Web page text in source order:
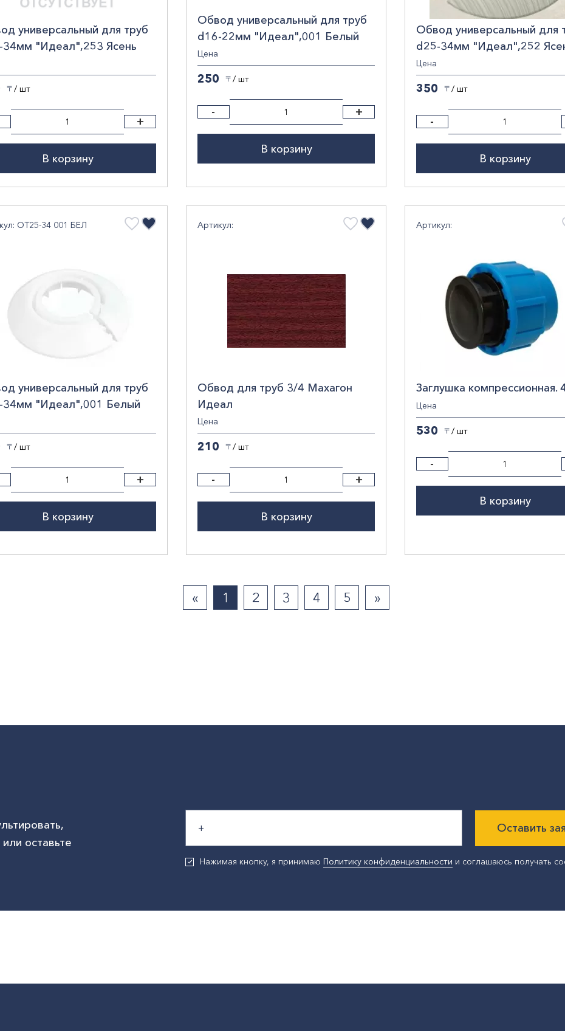
универсальный для труб
34мм "Идеал",253 Ясень
/20/
〒 / шт
+
В корзину
Обвод универсальный для труб
d16-22мм "Идеал",001 Белый
/20/
Цена
250 〒 / шт
- +
В корзину
Обвод универсальный для
d25-34мм "Идеал",252
белый /20/
Цена
350 〒 / шт
-
В корзину
ОТ25-34 001 БЕЛ
универсальный для труб
34мм "Идеал",001 Белый
〒 / шт
+
В корзину
Артикул:
Обвод для труб 3/4 Махагон
Идеал
Цена
210 〒 / шт
- +
В корзину
Артикул:
Заглушка компрессионная.
Цена
530 〒 / шт
-
В корзину
« 1 2 3 4 5 »
или оставьте
Оставить
Нажимая кнопку, я принимаюПолитику конфиденциальности и соглашаюсь получать